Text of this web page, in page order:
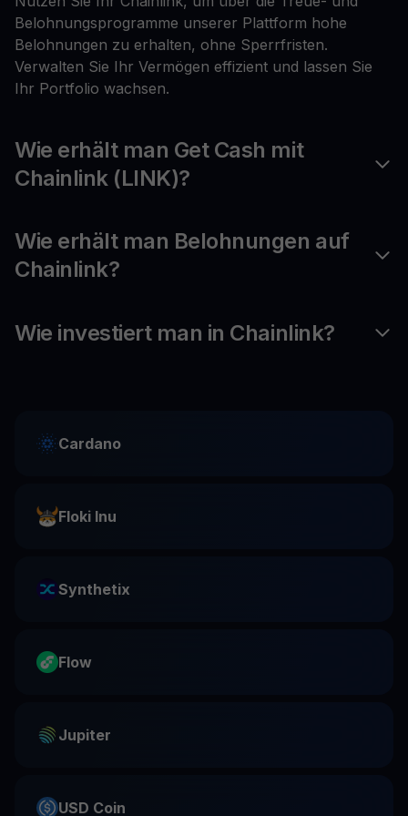
Belohnungsprogramme unserer Plattform hohe
Belohnungen zu erhalten, ohne Sperrfristen.
Verwalten Sie Ihr Vermögen effizient und lassen Sie
Ihr Portfolio wachsen.
Wie erhält man Get Cash mit
Chainlink (LINK)?
Wie erhält man Belohnungen auf
Chainlink?
Wie investiert man in Chainlink?
Cardano
Floki Inu
Synthetix
Flow
Jupiter
USD Coin